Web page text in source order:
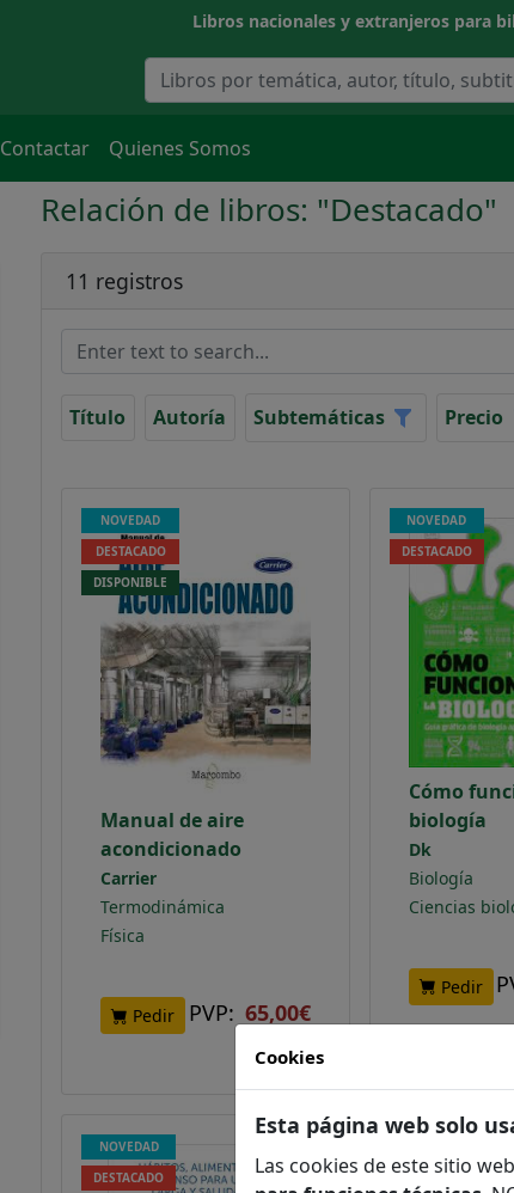
Libros nacionales y extranjeros para
Contactar Quienes Somos
BOTANICA BOTÁNICA
CIENCIA Y CONOCIMIENTO CIENCIA Y CONOCIMIENTO
CIENCIAS BIOLOGICAS CIENCIAS BIOLÓGICAS
FILOSOFIA FILOSOFÍA
GENERALIDADES GENERALIDADES
GEOGRAFIA GEOGRAFÍA
GEOLOGIA GEOLOGÍA
HISTORIA HISTORIA
INFANTIL / JUVENIL INFANTIL / JUVENIL
INFORMATICA INFORMÁTICA
INGENIERIA INGENIERÍA
LINGUISTICA / FILOLOGIA LINGÜÍSTICA / FILOLOGÍA
MATEMATICAS MATEMÁTICAS
MATERIAL COMPLEMENTARIO MATERIAL COMPLEMENTARIO
MEDICINA MEDICINA
PALEONTOLOGIA / FOSILES PALEONTOLOGÍA / FÓSILES
ZOOLOGIA ZOOLOGÍA
Relación de libros: "Destacado"
11 registros
Título Autoría Subtemáticas Precio
NOVEDAD
DESTACADO
DISPONIBLE
Manual de aire
acondicionado
Carrier
Termodinámica
Física
Pedir PVP: 65,00€
NOVEDAD
DESTACADO
Cómo
biología
Dk
Biología
Ciencias
Pedir
NOVEDAD
DESTACADO
DESTACADO
Cookies
Esta página web solo
Las cookies de este sitio